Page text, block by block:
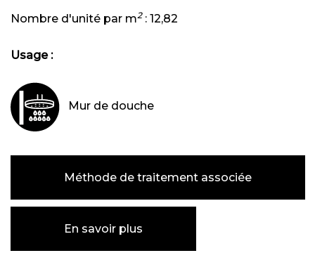
Nombre d'unité par m2: 12,82
Usage :
Mur de douche
Méthode de traitement associée
En savoir plus